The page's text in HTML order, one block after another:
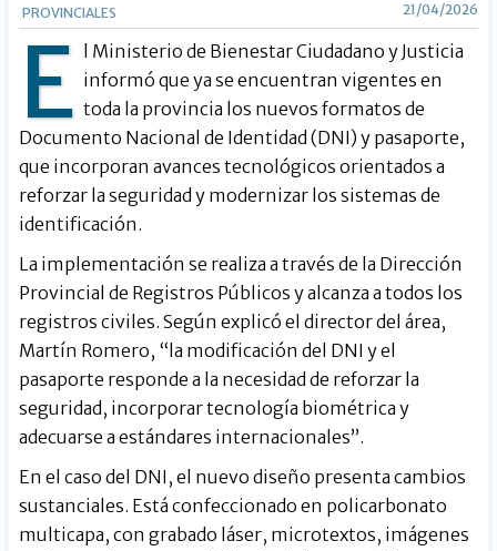
PROVINCIALES 21/04/2026
E
l Ministerio de Bienestar Ciudadano y Justicia
informó que ya se encuentran vigentes en
toda la provincia los nuevos formatos de
Documento Nacional de Identidad (DNI) y pasaporte,
que incorporan avances tecnológicos orientados a
reforzar la seguridad y modernizar los sistemas de
identificación.
La implementación se realiza a través de la Dirección
Provincial de Registros Públicos y alcanza a todos los
registros civiles. Según explicó el director del área,
Martín Romero, “la modificación del DNI y el
pasaporte responde a la necesidad de reforzar la
seguridad, incorporar tecnología biométrica y
adecuarse a estándares internacionales”.
En el caso del DNI, el nuevo diseño presenta cambios
sustanciales. Está confeccionado en policarbonato
multicapa, con grabado láser, microtextos, imágenes